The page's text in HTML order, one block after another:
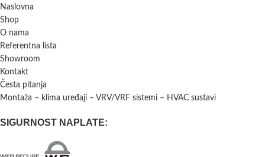
Naslovna
Shop
O nama
Referentna lista
Showroom
Kontakt
Česta pitanja
Montaža – klima uređaji – VRV/VRF sistemi – HVAC sustavi
SIGURNOST NAPLATE: